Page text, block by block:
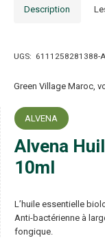
Description
UGS: 6111258281388-
Green Village Maroc,
ALVENA
Alvena
10ml
L’huile essentielle
Anti-bactérienne à
fongique.